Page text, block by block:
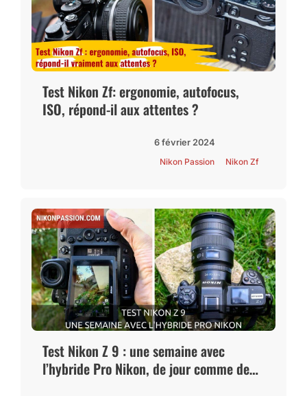
Test Nikon Zf: ergonomie, autofocus,
ISO, répond-il aux attentes ?
6 février 2024
Nikon Passion
Nikon Zf
Test Nikon Z 9 : une semaine avec
l’hybride Pro Nikon, de jour comme de